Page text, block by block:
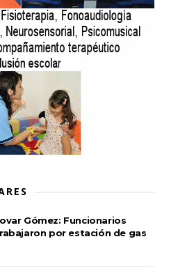
Gómez: Funcionarios
por estación de gas